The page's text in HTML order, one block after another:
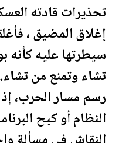
تحذيرات قادته
إغلاق المضيق ،
سيطرتها عليه كأنه
تشاء وتمنع من
رسم مسار الحرب،
النظام أو كبح